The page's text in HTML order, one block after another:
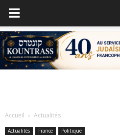
Accueil Actualités
Actualités France Politique